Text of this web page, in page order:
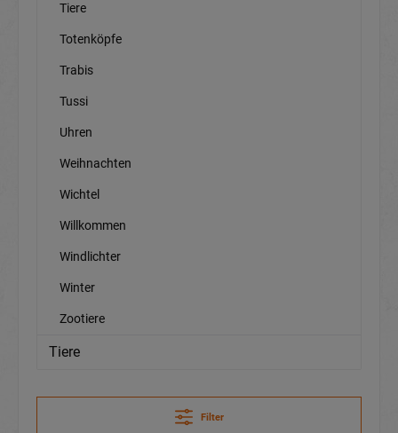
Tiere
Totenköpfe
Trabis
Tussi
Uhren
Weihnachten
Wichtel
Willkommen
Windlichter
Winter
Zootiere
Tiere
Filter